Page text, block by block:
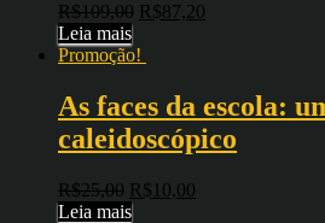
R$109,00 R$87,20
Leia mais
Promoção!
As faces da escola:
caleidoscópico
R$25,00 R$ 10,00
Leia mais